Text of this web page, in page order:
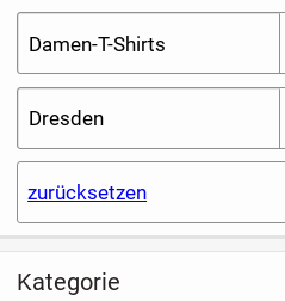
Damen-T-Shirts
Dresden
zurücksetzen
Kategorie